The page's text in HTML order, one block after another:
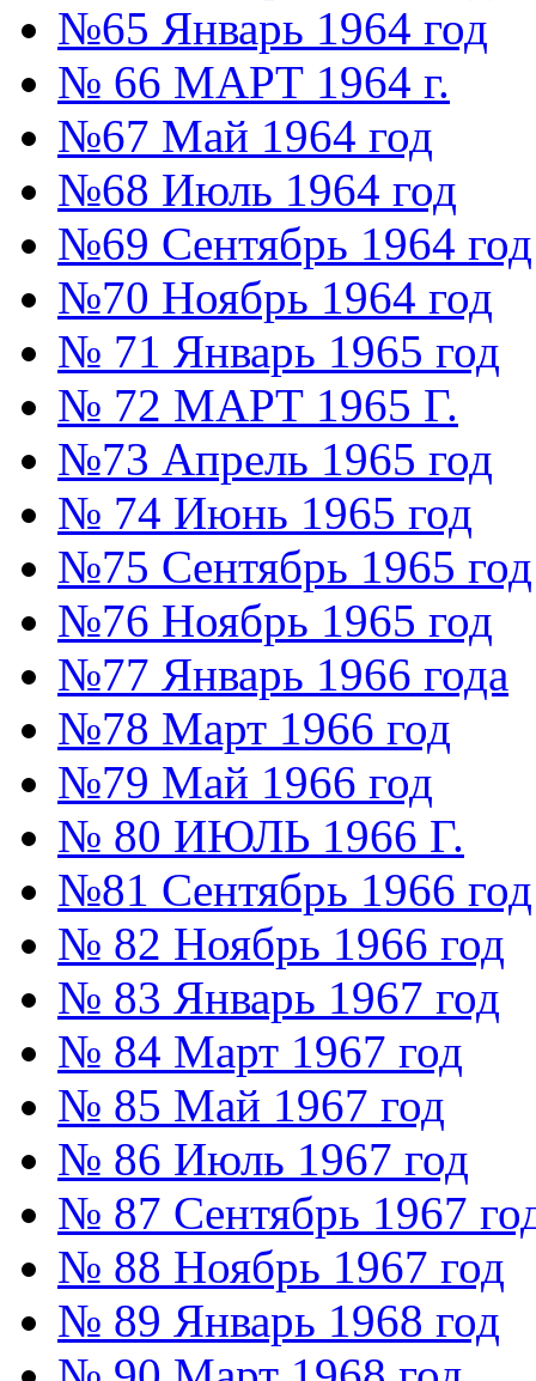
№65 Январь 1964 год
№ 66 МАРТ 1964 г.
№67 Май 1964 год
№68 Июль 1964 год
№69 Сентябрь 1964 год
№70 Ноябрь 1964 год
№ 71 Январь 1965 год
№ 72 МАРТ 1965 Г.
№73 Апрель 1965 год
№ 74 Июнь 1965 год
№75 Сентябрь 1965 год
№76 Ноябрь 1965 год
№77 Январь 1966 года
№78 Март 1966 год
№79 Май 1966 год
№ 80 ИЮЛЬ 1966 Г.
№81 Сентябрь 1966 год
№ 82 Ноябрь 1966 год
№ 83 Январь 1967 год
№ 84 Март 1967 год
№ 85 Май 1967 год
№ 86 Июль 1967 год
№ 87 Сентябрь 1967
№ 88 Ноябрь 1967 год
№ 89 Январь 1968 год